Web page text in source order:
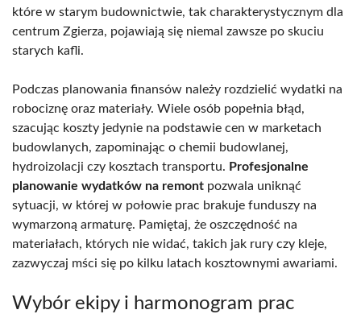
które w starym budownictwie, tak charakterystycznym dla
centrum Zgierza, pojawiają się niemal zawsze po skuciu
starych kafli.
Podczas planowania finansów należy rozdzielić wydatki na
robociznę oraz materiały. Wiele osób popełnia błąd,
szacując koszty jedynie na podstawie cen w marketach
budowlanych, zapominając o chemii budowlanej,
hydroizolacji czy kosztach transportu. Profesjonalne
planowanie wydatków na remont pozwala uniknąć
sytuacji, w której w połowie prac brakuje funduszy na
wymarzoną armaturę. Pamiętaj, że oszczędność na
materiałach, których nie widać, takich jak rury czy kleje,
zazwyczaj mści się po kilku latach kosztownymi awariami.
Wybór ekipy i harmonogram prac